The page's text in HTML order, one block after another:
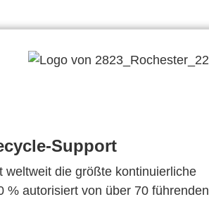
Support
weltweit die größte kontinuierliche
% autorisiert von über 70 führenden